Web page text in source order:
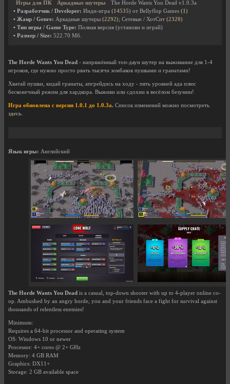
Игры для ПК
Аркадные шутеры
The Horde Wants You Dead v1.0.3a
• Разработчик / Developer: Инди-игра (14535) от Bellyflop Games (1)
• Жанр / Genre: Аркадные шутеры (2292); Сетевые / ХотСит (2320)
• Тип игры / Game Type: Полная версия (установи и играй)
• Размер / Size: 522.70 Мб.
The Horde Wants You Dead - напряжённый топ-даун шутер на выживание для 1-4
игроков, где нужно просто рвать тысячи зомбаков пушками и гранатами!
Хватай пушки, кидай гранаты, апгрейдись на ходу - пять уровней ада плюс
бесконечный режим для хардкора. Выживи или сдохни в весёлом безумии!
Игра обновлена с версии 1.0.1 до 1.0.3a. Список изменений можно посмотреть
здесь.
Язык игры: Английский
The Horde Wants You Dead is a casual, top-down shooter with up to 4-player online co-
op. Ambushed by an angry horde, you and your friends face a fight for survival against
thousands of relentless enemies!
Minimum:
Requires a 64-bit processor and operating system
OS: Windows 10 or newer
Processor: 4+ cores @ 2+ GHz
Memory: 4 GB RAM
Graphics: DX11+
Storage: 2 GB available space